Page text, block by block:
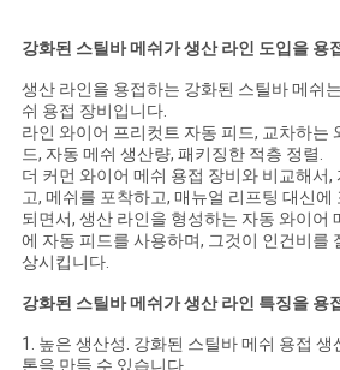
세
요
인
용
문
을
강화된 스틸바 메쉬가 생산 라인 도입을 용
생산 라인을 용접하는 강화된 스틸바 메쉬
쉬 용접 장비입니다.
라인 와이어 프리컷트 자동 피드, 교차하는
드, 자동 메쉬 생산량, 패키징한 적층 정렬.
더 커먼 와이어 메쉬 용접 장비와 비교해서,
고, 메쉬를 포착하고, 매뉴얼 리프팅 대신
되면서, 생산 라인을 형성하는 자동 와이어
에 자동 피드를 사용하며, 그것이 인건비를
상시킵니다.
강화된 스틸바 메쉬가 생산 라인 특징을 용
1. 높은 생산성. 강화된 스틸바 메쉬 용접
톤을 만들 수 있습니다.